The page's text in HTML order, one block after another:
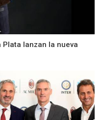
Plata lanzan la nueva